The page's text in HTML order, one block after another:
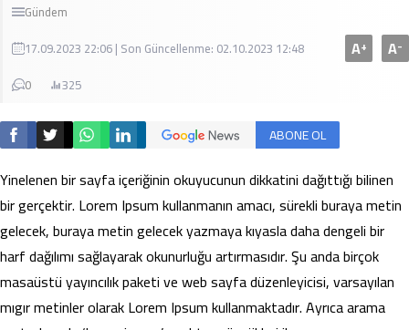
Gündem
17.09.2023 22:06 | Son Güncellenme: 02.10.2023 12:48
0
325
A+ A-
ABONE OL
Yinelenen bir sayfa içeriğinin okuyucunun dikkatini dağıttığı bilinen
bir gerçektir. Lorem Ipsum kullanmanın amacı, sürekli buraya metin
gelecek, buraya metin gelecek yazmaya kıyasla daha dengeli bir
harf dağılımı sağlayarak okunurluğu artırmasıdır. Şu anda birçok
masaüstü yayıncılık paketi ve web sayfa düzenleyicisi, varsayılan
mıgır metinler olarak Lorem Ipsum kullanmaktadır. Ayrıca arama